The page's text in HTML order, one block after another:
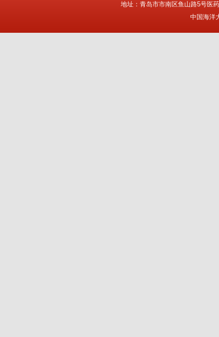
地址：青岛市市南区鱼山路5号医
中国海洋